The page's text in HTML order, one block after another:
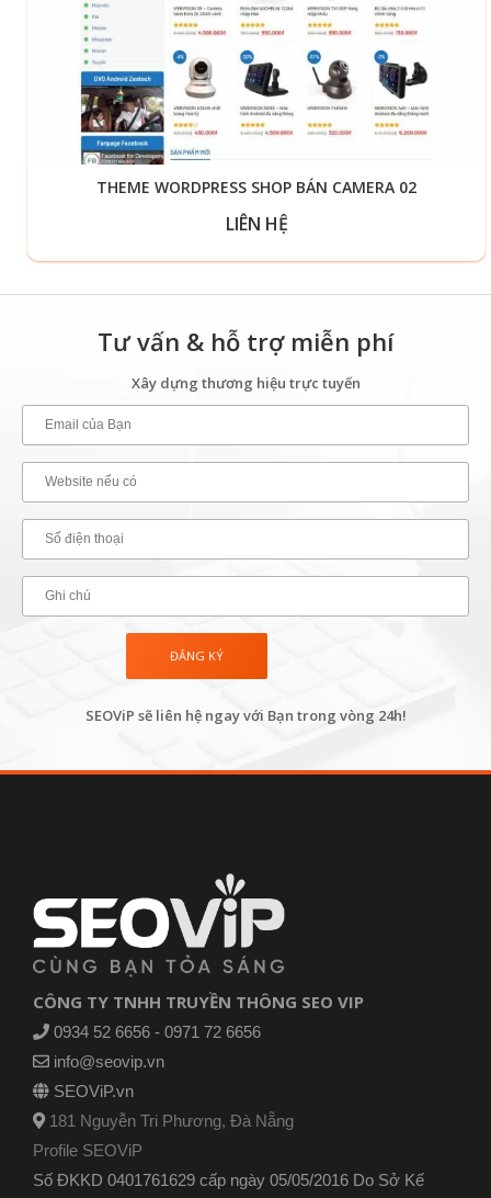
THEME WORDPRESS SHOP BÁN CAMERA 02
LIÊN HỆ
Tư vấn & hỗ trợ miễn phí
Xây dựng thương hiệu trực tuyến
SEOViP sẽ liên hệ ngay với Bạn trong vòng 24h!
CÔNG TY TNHH TRUYỀN THÔNG SEO VIP
0934 52 6656 - 0971 72 6656
info@seovip.vn
SEOViP.vn
181 Nguyễn Tri Phương, Đà Nẵng
Profile SEOViP
Số ĐKKD 0401761629 cấp ngày 05/05/2016 Do Sở Kế